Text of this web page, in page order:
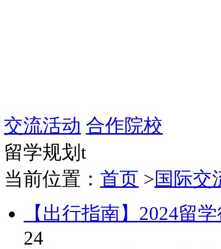
交流活动 合作院校
留学规划t
当前位置： 首页 >国际交
【出行指南】2024留
24